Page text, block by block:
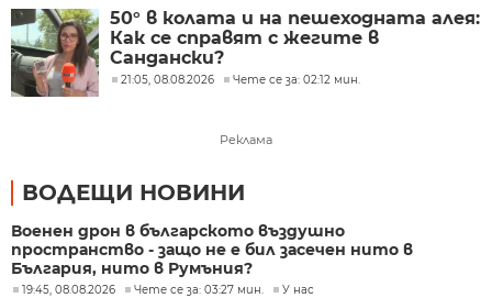
50° в колата и на пешеходната алея:
Как се справят с жегите в
Сандански?
21:05, 08.08.2026 Чете се за: 02:12 мин.
Реклама
ВОДЕЩИ НОВИНИ
Военен дрон в българското въздушно
пространство - защо не е бил засечен нито в
България, нито в Румъния?
19:45, 08.08.2026 Чете се за: 03:27 мин. У нас